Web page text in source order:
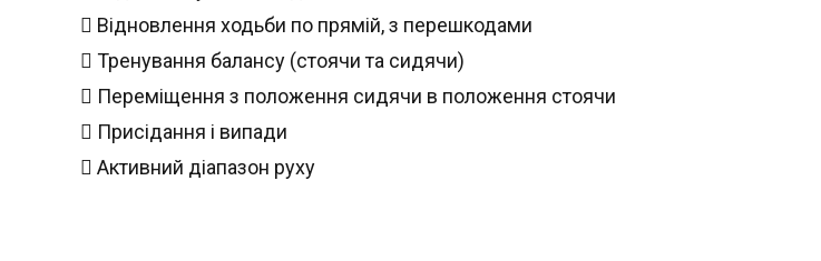
 Відновлення ходьби по прямій, з перешкодами
 Тренування балансу (стоячи та сидячи)
 Переміщення з положення сидячи в положення стоячи
 Присідання і випади
 Активний діапазон руху